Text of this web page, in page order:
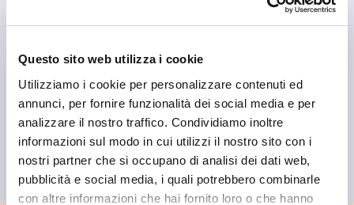
Questo sito web utilizza i cookie
Utilizziamo i cookie per personalizzare contenuti ed
annunci, per fornire funzionalità dei social media e per
analizzare il nostro traffico. Condividiamo inoltre
informazioni sul modo in cui utilizzi il nostro sito con i
nostri partner che si occupano di analisi dei dati web,
pubblicità e social media, i quali potrebbero combinarle
con altre informazioni che hai fornito loro o che hanno
Sondrio
Libreria Il Faro Sondrio